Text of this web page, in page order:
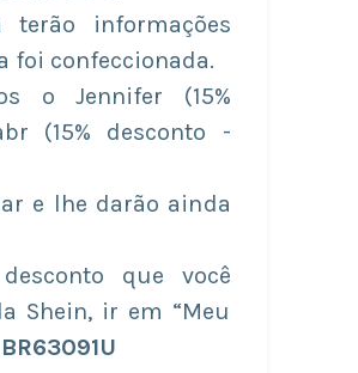
terão informações
foi confeccionada.
o Jennifer (15%
(15% desconto -
e lhe darão ainda
que você
Shein, ir em “Meu
BR63091U